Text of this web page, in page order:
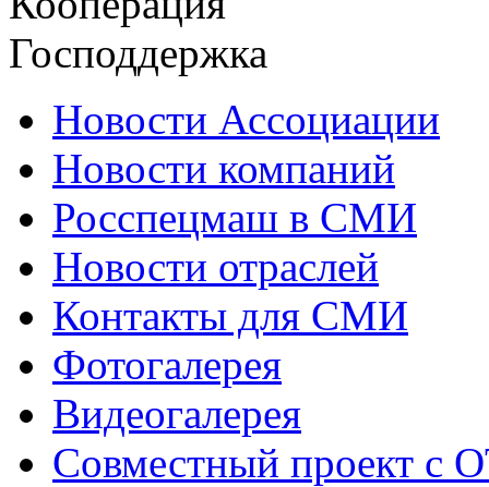
Господдержка
Новости Ассоциации
Новости компаний
Росспецмаш в СМИ
Новости отраслей
Контакты для СМИ
Фотогалерея
Видеогалерея
Совместный проект с